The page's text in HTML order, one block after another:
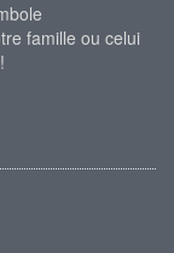
famille ou celui